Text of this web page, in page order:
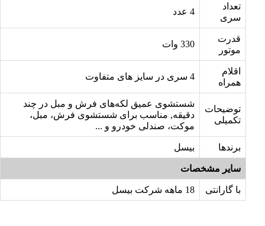
تعداد
سری
قدرت
موتور
330 وات
اقلام
همراه
توضیحات
تکمیلی
شستشوی عمیق لکه‌های فرش و مبل در چند
دقیقه, مناسب برای شستشوی فرش، مبل،
موکت، صندلی خودرو و ...
برندها بیسل
سایر مشخصات
با گارانتی